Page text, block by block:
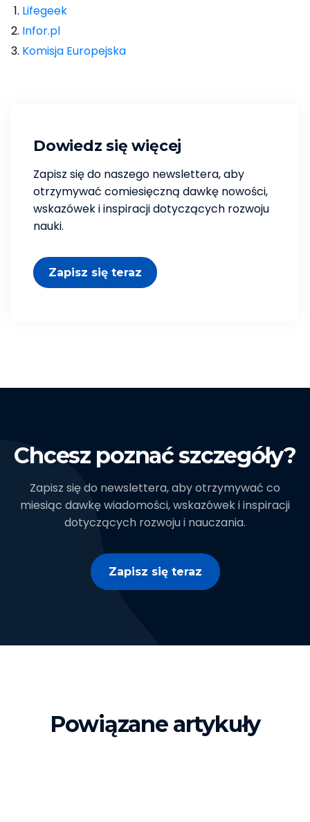
Lifegeek
Infor.pl
Komisja Europejska
Dowiedz się więcej
Zapisz się do naszego newslettera, aby
otrzymywać comiesięczną dawkę nowości,
wskazówek i inspiracji dotyczących rozwoju
nauki.
Zapisz się teraz
Chcesz poznać szczegóły?
Zapisz się do newslettera, aby otrzymywać co
miesiąc dawkę wiadomości, wskazówek i inspiracji
dotyczących rozwoju i nauczania.
Zapisz się teraz
Powiązane artykuły